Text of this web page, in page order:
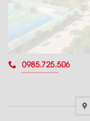
0985.725.506